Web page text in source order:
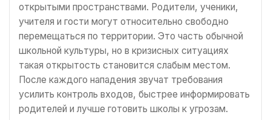
открытыми пространствами. Родители, ученики,
учителя и гости могут относительно свободно
перемещаться по территории. Это часть обычной
школьной культуры, но в кризисных ситуациях
такая открытость становится слабым местом.
После каждого нападения звучат требования
усилить контроль входов, быстрее информировать
родителей и лучше готовить школы к угрозам.